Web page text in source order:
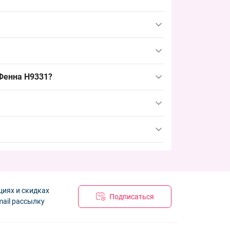
размеров удобен для оптовых закупок и
Такое отличие расширяет ассортимент
и быструю ротацию товара.
H9331?
и скидках
рассылку
Подписаться